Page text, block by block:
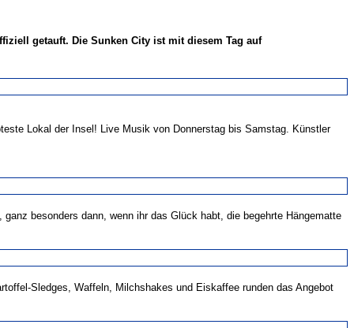
getauft. Die Sunken City ist mit diesem Tag auf
Lokal der Insel! Live Musik von Donnerstag bis Samstag. Künstler
besonders dann, wenn ihr das Glück habt, die begehrte Hängematte
Sledges, Waffeln, Milchshakes und Eiskaffee runden das Angebot